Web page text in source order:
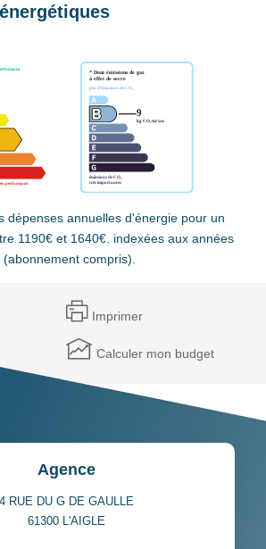
dépenses annuelles d'énergie pour un
1190€ et 1640€. indexées aux années
compris).
Imprimer
Calculer mon budget
Agence
4 RUE DU G DE GAULLE
61300 L'AIGLE